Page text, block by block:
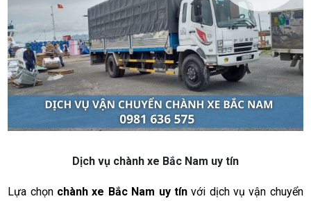
Dịch vụ chành xe Bắc Nam uy tín
Lựa chọn chành xe Bắc Nam uy tínvới dịch vụ vận chuyển